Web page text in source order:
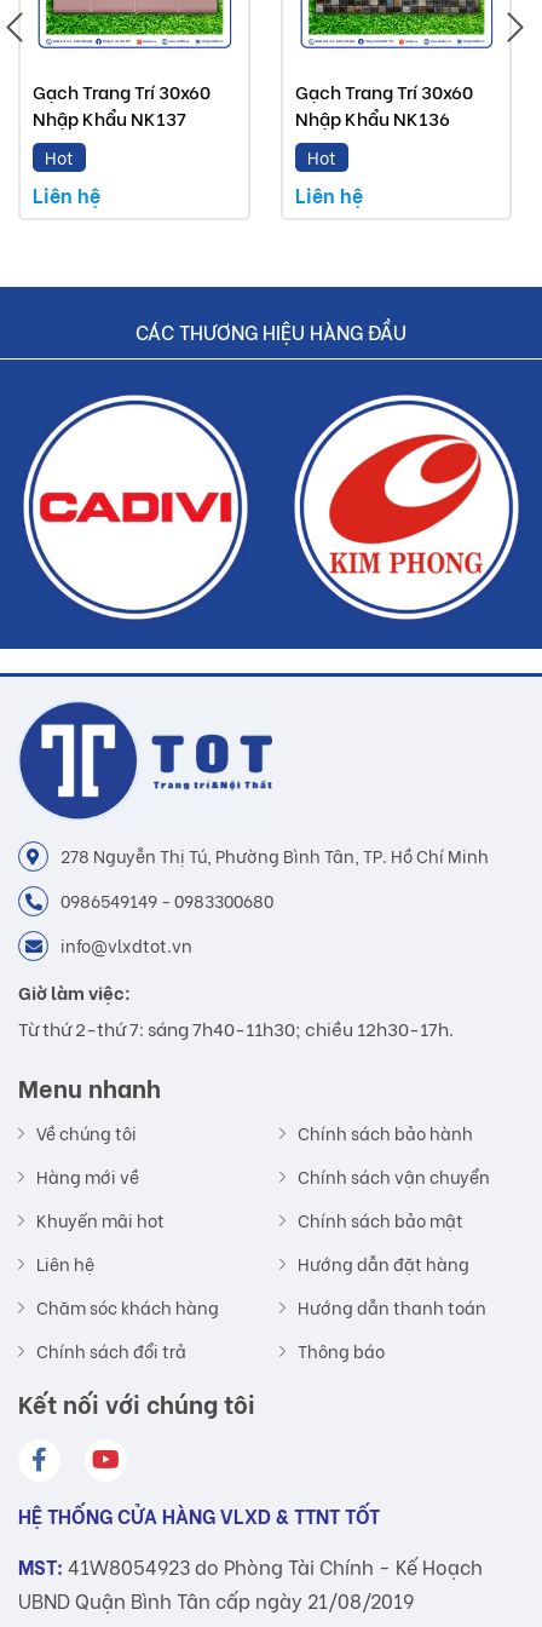
Gạch Trang Trí 30x60
Nhập Khẩu NK137
Hot
Liên hệ
Gạch Trang Trí 30x60
Nhập Khẩu NK136
Hot
Liên hệ
CÁC THƯƠNG HIỆU HÀNG ĐẦU
278 Nguyễn Thị Tú, Phường Bình Tân, TP. Hồ Chí Minh
0986549149 - 0983300680
info@vlxdtot.vn
Giờ làm việc:
Từ thứ 2-thứ 7: sáng 7h40-11h30; chiều 12h30-17h.
Menu nhanh
Về chúng tôi
Hàng mới về
Khuyến mãi hot
Liên hệ
Chăm sóc khách hàng
Chính sách đổi trả
Chính sách bảo hành
Chính sách vận chuyển
Chính sách bảo mật
Hướng dẫn đặt hàng
Hướng dẫn thanh toán
Thông báo
Kết nối với chúng tôi
HỆ THỐNG CỬA HÀNG VLXD & TTNT TỐT
MST: 41W8054923 do Phòng Tài Chính - Kế Hoạch
UBND Quận Bình Tân cấp ngày 21/08/2019